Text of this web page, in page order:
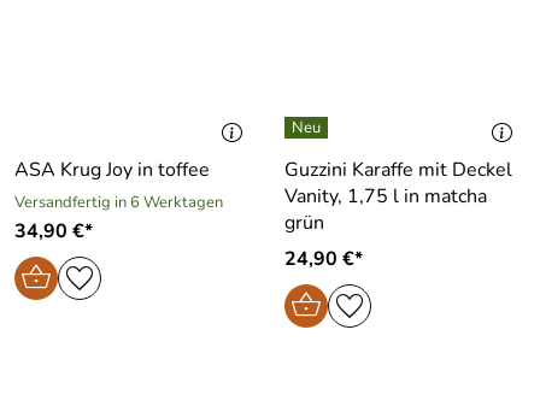
ASA Krug Joy in toffee
Versandfertig in 6 Werktagen
34,90 €*
Guzzini Karaffe mit Deckel
Vanity, 1,75 l in matcha
grün
24,90 €*